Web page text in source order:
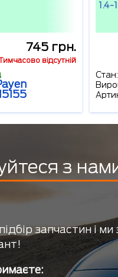
745 грн.
відсутній
1.4-
Стан:
з
запчастин і